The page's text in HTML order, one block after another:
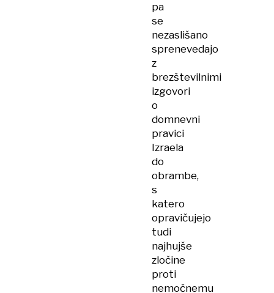
pa
se
nezaslišano
sprenevedajo
z
brezštevilnimi
izgovori
o
domnevni
pravici
Izraela
do
obrambe,
s
katero
opravičujejo
tudi
najhujše
zločine
proti
nemočnemu